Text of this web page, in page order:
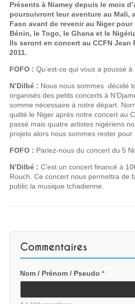
Présents à Niamey depuis le mois
poursuivront leur aventure au Mali,
Faso avant de revenir au Niger
Bénin, le Togo, le Ghana et le
Ils seront en concert au CCFN Jean
2011.
FOFO : Qu’est-ce qui vous a poussé
N’Dilbé : Nous nous sommes décidé
organisés des petits concerts à
somme nécessaire à notre départ.
quitté le Niger après notre concert au
passé mais quatre artistes nigériens
projets alors nous sommes rester pour
FOFO : Parlez-nous du concert du 5
N’Dilbé : C’est un concert financé à
Rouch. Ce concert nous permettra de
public la musique tchadienne.
Commentaires
Nom / Prénom / Pseudo*